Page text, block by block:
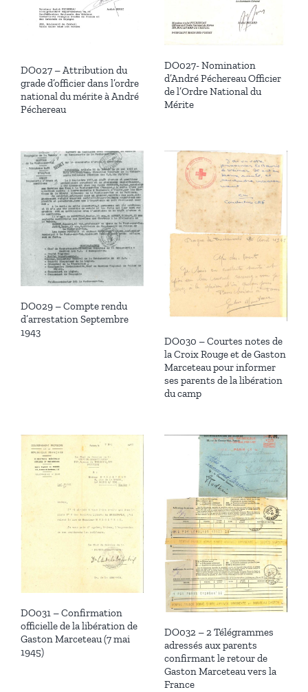
DO027 – Attribution du
grade d’officier dans l’ordre
national du mérite à André
Péchereau
DO027- Nomination
d’André Péchereau Officier
de l’Ordre National du
Mérite
DO029 – Compte rendu
d’arrestation Septembre
1943
DO030 – Courtes notes de
la Croix Rouge et de Gaston
Marceteau pour informer
ses parents de la libération
du camp
DO031 – Confirmation
officielle de la libération de
Gaston Marceteau (7 mai
1945)
DO032 – 2 Télégrammes
adressés aux parents
confirmant le retour de
Gaston Marceteau vers la
France